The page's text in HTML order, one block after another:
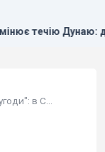
це робить